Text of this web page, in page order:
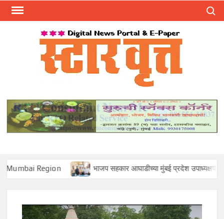
Skip
भाजप सहकार आघाडीच्या मुंबई प्रदेश उपाध्यक्षपदी मोहन सावंत